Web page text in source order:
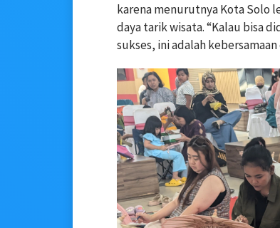
karena menurutnya Kota Solo
daya tarik wisata. “Kalau bisa
sukses, ini adalah